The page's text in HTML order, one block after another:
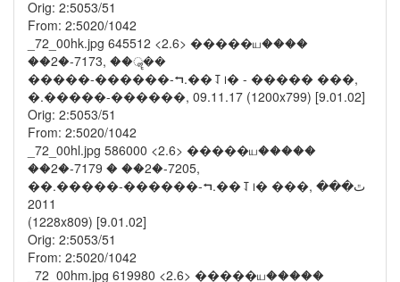
Orig: 2:5053/51
From: 2:5020/1042
_72_00hk.jpg 645512 <2.6> �����ய����
��2�-7173, ��ॣ��
�����-������-⮢.��⥡᪨� - ����� ���,
�.�����-������, 09.11.17 (1200x799) [9.01.02]
Orig: 2:5053/51
From: 2:5020/1042
_72_00hl.jpg 586000 <2.6> �����ய�����
��2�-7179 � ��2�-7205,
��.�����-������-⮢.��⥡᪨� ���, ﭢ���
2011
(1228x809) [9.01.02]
Orig: 2:5053/51
From: 2:5020/1042
_72_00hm.jpg 619980 <2.6> �����ய�����